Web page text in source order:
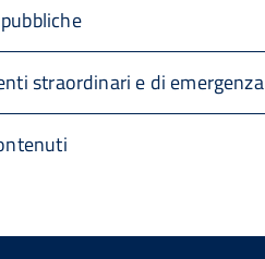
straordinari e di emergenza